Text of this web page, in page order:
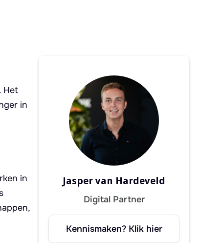
Het
in
in
Jasper van Hardeveld
Digital Partner
Kennismaken? Klik hier